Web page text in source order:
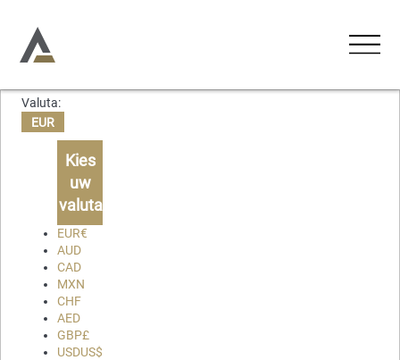
Valuta:
EUR
Kies
uw
valuta
EUR€
AUD
CAD
MXN
CHF
AED
GBP£
USDUS$